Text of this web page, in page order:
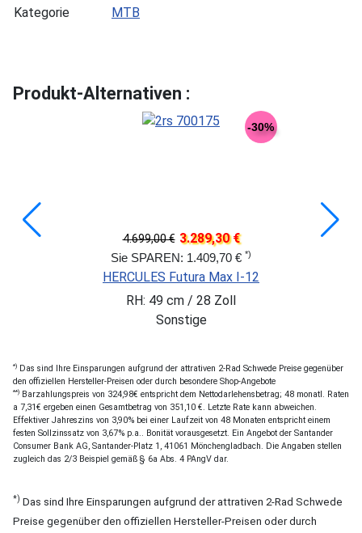
Kategorie
MTB
Produkt-Alternativen :
-30%
4.699,00 € 3.289,30 €
Sie SPAREN: 1.409,70 € *)
HERCULES Futura Max I-12
RH: 49 cm / 28 Zoll
Sonstige
*) Das sind Ihre Einsparungen aufgrund der attrativen 2-Rad Schwede Preise gegenüber
den offiziellen Hersteller-Preisen oder durch besondere Shop-Angebote
**) Barzahlungspreis von 324,98€ entspricht dem Nettodarlehensbetrag; 48 monatl. Raten
a 7,31€ ergeben einen Gesamtbetrag von 351,10 €. Letzte Rate kann abweichen.
Effektiver Jahreszins von 3,90% bei einer Laufzeit von 48 Monaten entspricht einem
festen Sollzinssatz von 3,67% p.a.. Bonität vorausgesetzt. Ein Angebot der Santander
Consumer Bank AG, Santander-Platz 1, 41061 Mönchengladbach. Die Angaben stellen
zugleich das 2/3 Beispiel gemäß § 6a Abs. 4 PAngV dar.
*) Das sind Ihre Einsparungen aufgrund der attrativen 2-Rad Schwede
Preise gegenüber den offiziellen Hersteller-Preisen oder durch